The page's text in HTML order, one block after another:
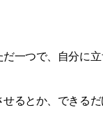
一つで、自分に
るとか、できる